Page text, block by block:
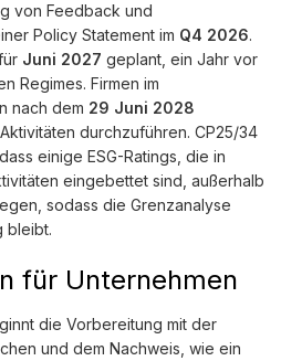
von Feedback und
Policy Statement im Q4 2026.
Juni 2027 geplant, ein Jahr vor
Regimes. Firmen im
nach dem 29 Juni 2028
durchzuführen. CP25/34
einige ESG-Ratings, die in
eingebettet sind, außerhalb
sodass die Grenzanalyse
bleibt.
für Unternehmen
die Vorbereitung mit der
und dem Nachweis, wie ein